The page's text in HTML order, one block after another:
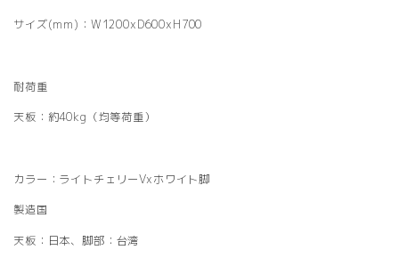
サイズ(mm)：W1200xD600xH700
耐荷重
天板：約40kg（均等荷重）
カラー：ライトチェリーVxホワイト脚
製造国
天板：日本、脚部：台湾